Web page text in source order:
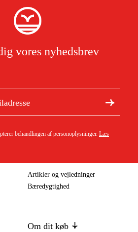
vores nyhedsbrev
behandlingen af personoplysninger. Læs
Artikler og vejledninger
Bæredygtighed
Om dit køb